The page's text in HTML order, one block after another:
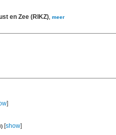
en Zee (RIKZ), meer
]
[show]